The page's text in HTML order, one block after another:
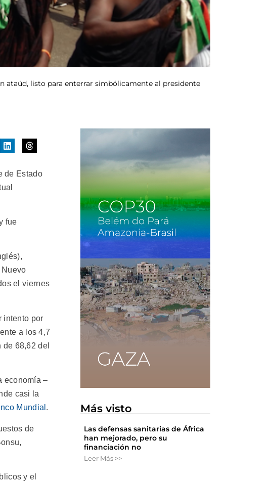
ataúd, listo para enterrar simbólicamente al presidente
de Estado
fue
el viernes
intento por
a los 4,7
68,62 del
economía –
casi la
Mundial .
de
y el
Más visto
Las defensas sanitarias de África
han mejorado, pero su
financiación no
Leer Más >>